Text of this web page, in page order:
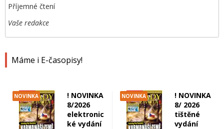
Máme i E-časopisy!
NOVINKA
! NOVINKA
8/2026
elektronic
ké vydání
NOVINKA
! NOVINKA
8/ 2026
tištěné
vydání
Příjemné čtení
Vaše redakce